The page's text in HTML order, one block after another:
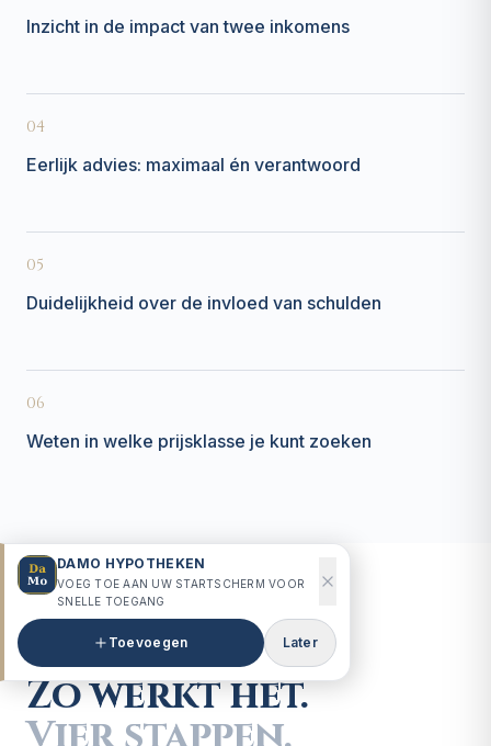
DAMO HYPOTHEKEN
VOEG TOE AAN UW STARTSCHERM VOOR
SNELLE TOEGANG
Toevoegen Later
Inzicht in de impact van twee inkomens
04
Eerlijk advies: maximaal én verantwoord
05
Duidelijkheid over de invloed van schulden
06
Weten in welke prijsklasse je kunt zoeken
HET PROCES
Zo werkt het.